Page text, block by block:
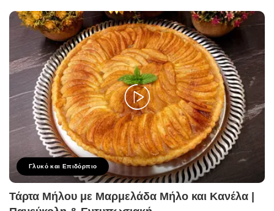
Γλυκό και Επιδόρπιο
Τάρτα Μήλου με Μαρμελάδα Μήλο και Κανέλα |